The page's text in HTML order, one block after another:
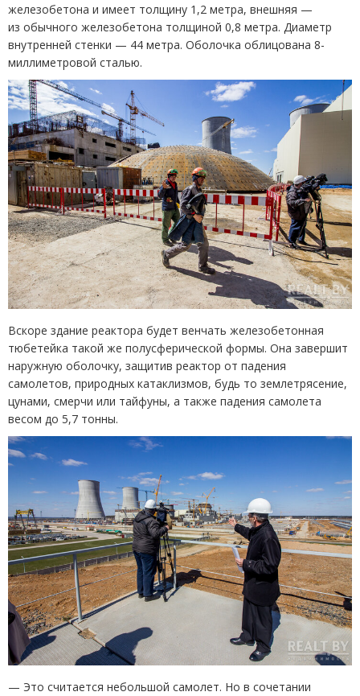
железобетона и имеет толщину 1,2 метра, внешняя —
из обычного железобетона толщиной 0,8 метра. Диаметр
внутренней стенки — 44 метра. Оболочка облицована 8-
миллиметровой сталью.
Вскоре здание реактора будет венчать железобетонная
тюбетейка такой же полусферической формы. Она завершит
наружную оболочку, защитив реактор от падения
самолетов, природных катаклизмов, будь то землетрясение,
цунами, смерчи или тайфуны, а также падения самолета
весом до 5,7 тонны.
— Это считается небольшой самолет. Но в сочетании